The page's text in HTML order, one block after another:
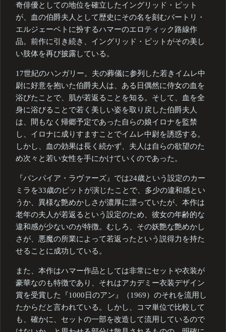
奇俳優としての地位を確立したイングリッド・ピット
が、血の伯爵夫人として歴史にその名を刻むバートリ・
エルジェーベトに扮するハマーのエロティック路線作
品。前作に引き続き、イングリッド・ピットがその美し
い肢体を再び披露している。
17世紀のハンガリー。夫の葬儀に参列した若きイムレ中
尉に好意を抱いた伯爵夫人は、ある日偶然に侍女の血を
浴びたことで、肌が若返ることを知る。そして、血を全
身に浴びることで若く美しい姿を取り戻した伯爵夫人
は、間もなく帰郷予定であった自らの娘イロナを監禁
し、イロナに成りすますことでイムレ中尉を誘惑する。
しかし、血の効果は長く続かず、夫人は自らの欲望のた
め次々と若い女性を手にかけていくのであった。
『バンパイア・ラヴァーズ』では24歳という設定のカー
ミラを33歳のピットが演じたことで、多少の違和感とい
うか、異様な艶めかしさが濃厚に漂っていたが、本作は
老年の夫人が若返るという設定のため、彼女の年齢的な
違和感が少ないのが特徴。むしろ、その妖艶な艶めかし
さが、悪魔の所業によって若返ったという説得力を持た
せることに成功している。
また、本作はハマー作品としては非常にセットや衣装が
豪華なのも特徴であり、それはアカデミー衣装デザイン
賞を受賞した『1000日のアン』（1969）のそれを流用し
たからだと言われている。しかし、コマ単位で比較して
も、確かに、セットの一部を改造して流用しているので